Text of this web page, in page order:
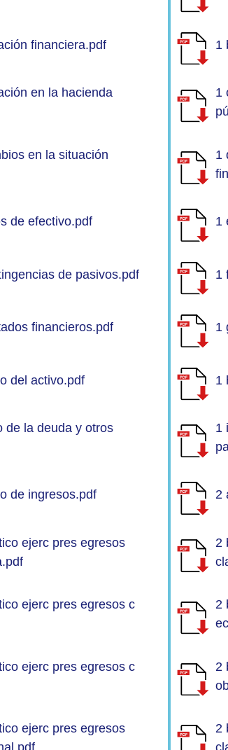
financiera.pdf
en la hacienda
en la situación
de efectivo.pdf
de pasivos.pdf
financieros.pdf
del activo.pdf
de la deuda y otros
de ingresos.pdf
ejerc pres egresos
ejerc pres egresos c
ejerc pres egresos c
ejerc pres egresos
1
1
1
1
1
1
1
1
2
2
2
2
2